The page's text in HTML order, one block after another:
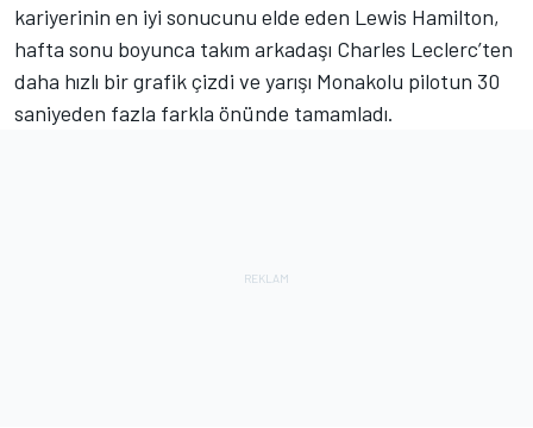
kariyerinin en iyi sonucunu elde eden Lewis Hamilton,
hafta sonu boyunca takım arkadaşı Charles Leclerc’ten
daha hızlı bir grafik çizdi ve yarışı Monakolu pilotun 30
saniyeden fazla farkla önünde tamamladı.